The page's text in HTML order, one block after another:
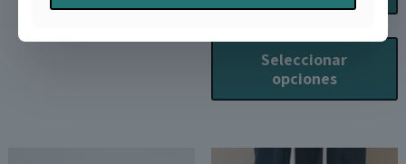
Seleccionar
opciones